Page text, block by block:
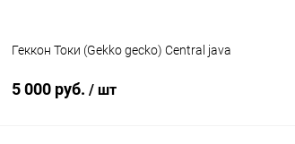
Геккон Токи (Gekko gecko) Central java
5 000 руб. / шт